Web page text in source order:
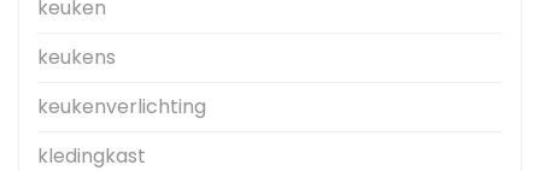
keuken
keukens
keukenverlichting
kledingkast